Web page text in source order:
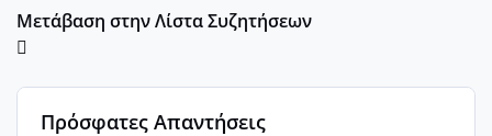
Μετάβαση στην Λίστα Συζητήσεων
Πρόσφατες Απαντήσεις